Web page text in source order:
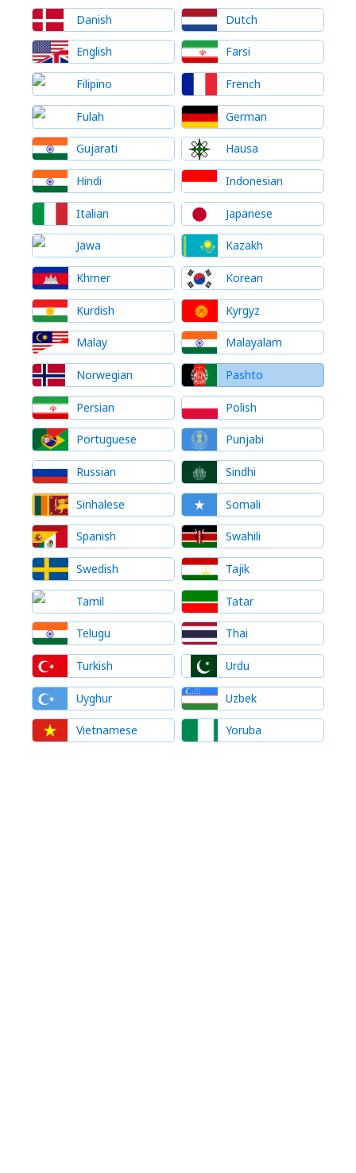
Danish Dutch
English Farsi
Filipino French
Fulah German
Gujarati Hausa
Hindi Indonesian
Italian Japanese
Jawa Kazakh
Khmer Korean
Kurdish Kyrgyz
Malay Malayalam
Norwegian Pashto
Persian Polish
Portuguese Punjabi
Russian Sindhi
Sinhalese Somali
Spanish Swahili
Swedish Tajik
Tamil Tatar
Telugu Thai
Turkish Urdu
Uyghur Uzbek
Vietnamese Yoruba